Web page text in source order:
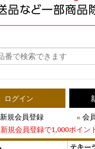
ログイン
新規会員登録
会
新規会員登録で1,000ポイン